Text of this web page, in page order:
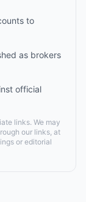
to
as brokers
official
links. We may
our links, at
or editorial